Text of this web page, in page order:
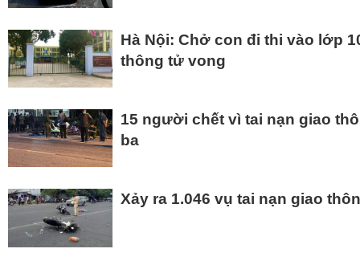
Hà Nội: Chở con đi thi vào lớp
thông tử vong
15 người chết vì tai nạn giao
ba
Xảy ra 1.046 vụ tai nạn giao